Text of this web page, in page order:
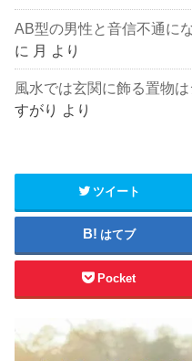
AB型の男性と音信不通に
に 月 より
風水では玄関に飾る置物
すがり より
ツイート
はてブ
Pocket